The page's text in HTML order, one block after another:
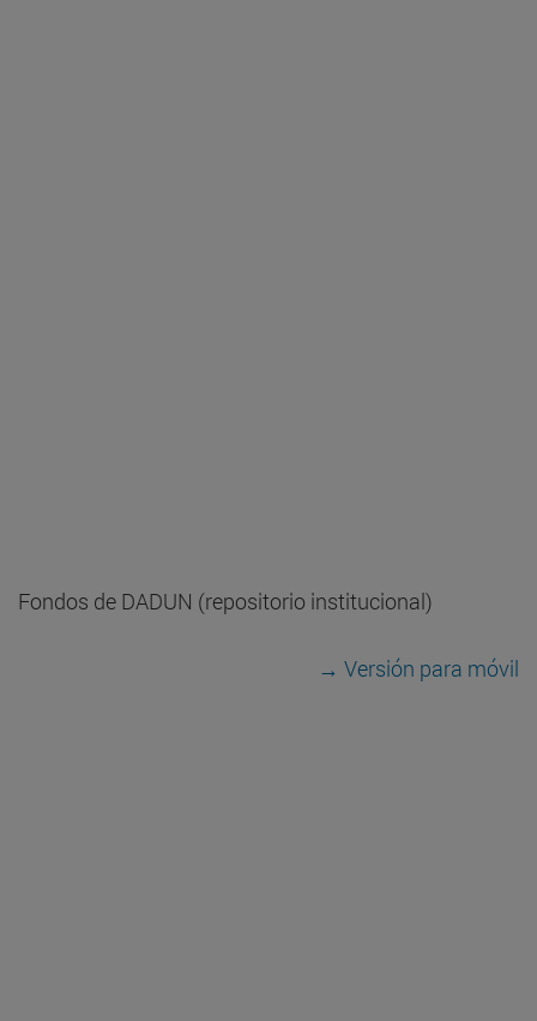
Fondos de DADUN (repositorio institucional)
→ Versión para móvil